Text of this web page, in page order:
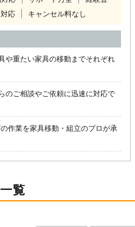
応 キャンセル料なし
や重たい家具の移動までそれぞれ
のご相談やご依頼に迅速に対応で
作業を家具移動・組立のプロが承
覧